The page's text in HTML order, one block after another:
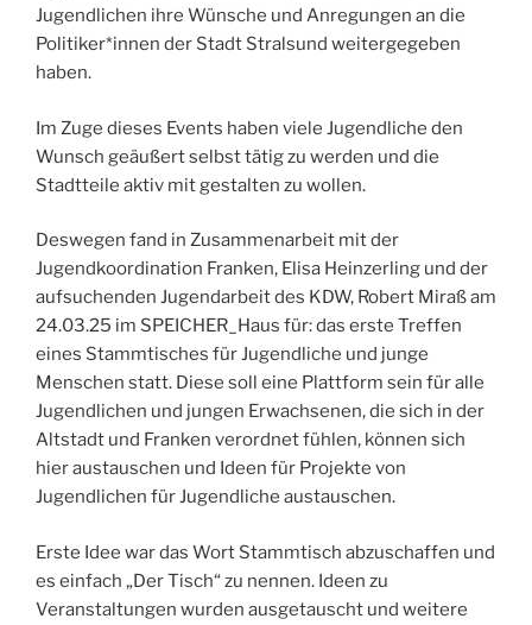
Jugendlichen ihre Wünsche und Anregungen an die
Politiker*innen der Stadt Stralsund weitergegeben
haben.
Im Zuge dieses Events haben viele Jugendliche den
Wunsch geäußert selbst tätig zu werden und die
Stadtteile aktiv mit gestalten zu wollen.
Deswegen fand in Zusammenarbeit mit der
Jugendkoordination Franken, Elisa Heinzerling und der
aufsuchenden Jugendarbeit des KDW, Robert Miraß am
24.03.25 im SPEICHER_Haus für: das erste Treffen
eines Stammtisches für Jugendliche und junge
Menschen statt. Diese soll eine Plattform sein für alle
Jugendlichen und jungen Erwachsenen, die sich in der
Altstadt und Franken verordnet fühlen, können sich
hier austauschen und Ideen für Projekte von
Jugendlichen für Jugendliche austauschen.
Erste Idee war das Wort Stammtisch abzuschaffen und
es einfach „Der Tisch“ zu nennen. Ideen zu
Veranstaltungen wurden ausgetauscht und weitere